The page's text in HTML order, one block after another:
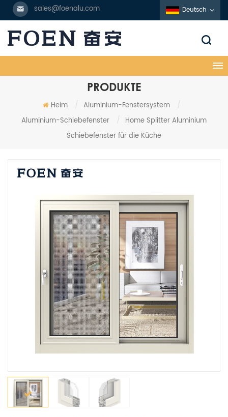
sales@foenalu.com Deutsch
PRODUKTE
Heim / Aluminium-Fenstersystem
/
Aluminium-Schiebefenster
/
Home Splitter Aluminium
Schiebefenster für die Küche